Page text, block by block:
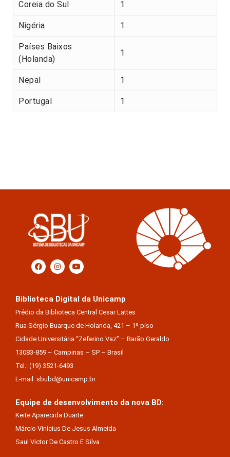
Coreia do Sul 1
Nigéria 1
Países Baixos
(Holanda)
1
Nepal 1
Portugal 1
Biblioteca Digital da Unicamp
Prédio da Biblioteca Central Cesar Lattes
Rua Sérgio Buarque de Holanda, 421 – 1º piso
Cidade Universitária “Zeferino Vaz” – Barão Geraldo
13083-859 – Campinas – SP – Brasil
Tel.: (19) 3521-6493
E-mail: sbubd@unicamp.br
Equipe de desenvolvimento da nova BD:
Keite Aparecida Duarte
Márcio Vinícius De Jesus Almeida
Saul Victor De Castro E Silva